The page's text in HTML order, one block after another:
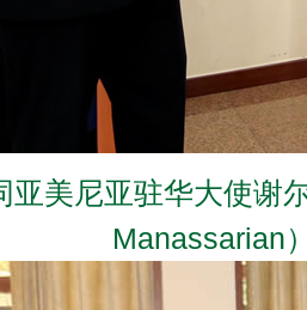
亚美尼亚驻华大使谢
Manassarian